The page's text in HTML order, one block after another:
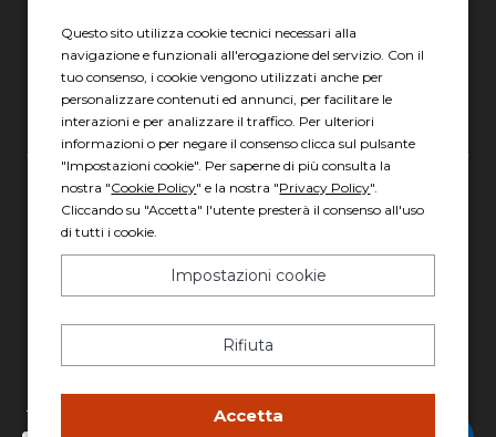
04010 Latina LT
Scopri gli orari
Piazza della Radio, 35 - 00146 Roma
C.F. e P.IVA: 13007321006
PEC: italiavenditauto@legalmail.it
Capitale sociale: 2.300.000,00 I.V.
Questo sito utilizza cookie tecnici necessari alla
navigazione e funzionali all'erogazione del servizio. Con il
tuo consenso, i cookie vengono utilizzati anche per
personalizzare contenuti ed annunci, per facilitare le
interazioni e per analizzare il traffico. Per ulteriori
informazioni o per negare il consenso clicca sul pulsante
"Impostazioni cookie". Per saperne di più consulta la
nostra "Cookie Policy" e la nostra "Privacy Policy".
Cliccando su "Accetta" l'utente presterà il consenso all'uso
di tutti i cookie.
Impostazioni cookie
Rifiuta
Accetta